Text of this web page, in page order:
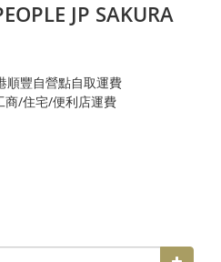
JP SAKURA
順豐自營點自取運費
商/住宅/便利店運費